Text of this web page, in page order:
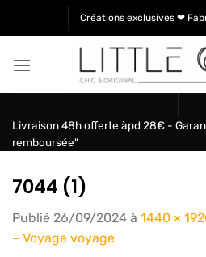
Créations exclusives ❤
Livraison 48h offerte àpd 28€ -
remboursée"
7044 (1)
Publié 26/09/2024 à 1440 ×
– Voyage voyage